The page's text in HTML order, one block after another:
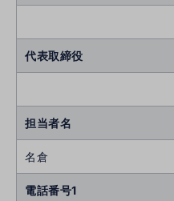
代表取締役
担当者名
名倉
電話番号1